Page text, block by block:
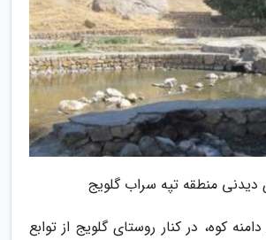
دیدنی منطقه تپه سراب گلویج
کوه، در کنار روستای گلویج از توابع